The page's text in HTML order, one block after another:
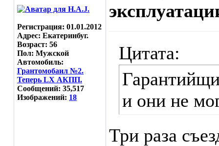
Регистрация: 01.01.2012
Адрес: Екатеринбуг.
Возраст: 56
Пол: Мужской
Автомобиль:
Грантомобаил №2.
Теперь LX АКПП.
Сообщений: 35,517
Изображений: 18
Цитата:
и они не
Три раза